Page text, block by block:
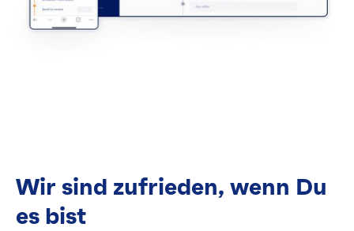
Wir sind zufrieden, wenn Du
es bist